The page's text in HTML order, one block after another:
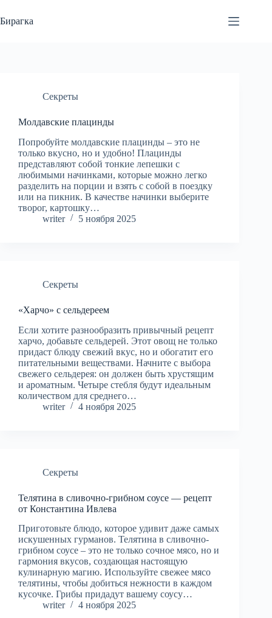
к
сути
Бирагка
Секреты
Молдавские плацинды
Попробуйте молдавские плацинды – это не
только вкусно, но и удобно! Плацинды
представляют собой тонкие лепешки с
любимыми начинками, которые можно легко
разделить на порции и взять с собой в поездку
или на пикник. В качестве начинки выберите
творог, картошку…
writer
5 ноября 2025
Секреты
«Харчо» с сельдереем
Если хотите разнообразить привычный рецепт
харчо, добавьте сельдерей. Этот овощ не только
придаст блюду свежий вкус, но и обогатит его
питательными веществами. Начните с выбора
свежего сельдерея: он должен быть хрустящим
и ароматным. Четыре стебля будут идеальным
количеством для среднего…
writer
4 ноября 2025
Секреты
Телятина в сливочно-грибном соусе — рецепт
от Константина Ивлева
Приготовьте блюдо, которое удивит даже самых
искушенных гурманов. Телятина в сливочно-
грибном соусе – это не только сочное мясо, но и
гармония вкусов, создающая настоящую
кулинарную магию. Используйте свежее мясо
телятины, чтобы добиться нежности в каждом
кусочке. Грибы придадут вашему соусу…
writer
4 ноября 2025